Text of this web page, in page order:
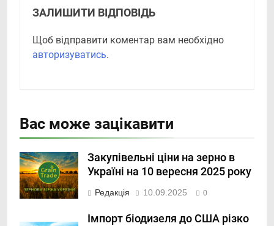
ЗАЛИШИТИ ВІДПОВІДЬ
Щоб відправити коментар вам необхідно
авторизуватись.
Вас може зацікавити
Закупівельні ціни на зерно в
Україні на 10 вересня 2025 року
Редакція 10.09.2025 0
Імпорт біодизеля до США різко